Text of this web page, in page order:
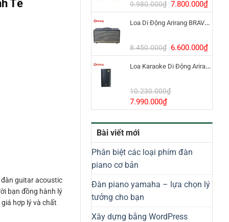
8.800.000₫.
9.980.000₫ Giá
gốc
là:
7.800.000₫Giá
hiện
tại
Loa Di Động Arirang BRAVO 8 800W Có Micro
8.450.000₫ Giá
gốc
là:
6.600.000₫Giá
hiện
tại
Loa Karaoke Di Động Arirang EDGE-X Model I
10.230.000₫
Giá
gốc
là:
10.230.000₫.
7.990.000₫Giá
hiện
tại
7.990.000₫.
Bài viết mới
Phân biệt các loại phím đàn
piano cơ bản
Đàn piano yamaha – lựa chọn lý
tưởng cho bạn
Xây dựng bằng WordPress
Tế
đàn guitar acoustic
bạn đồng hành lý
hợp lý và chất